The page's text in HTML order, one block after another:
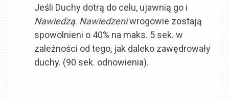
Jeśli Duchy dotrą do celu, ujawnią go i
Nawiedzą. Nawiedzeniwrogowie zostają
spowolnieni o 40% na maks. 5 sek. w
zależności od tego, jak daleko zawędrowały
duchy. (90 sek. odnowienia).